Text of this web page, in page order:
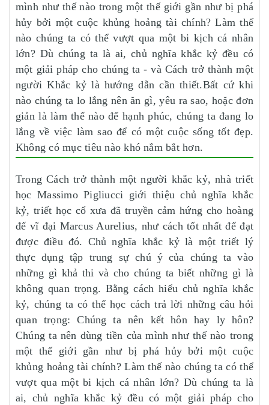
mình như thế nào trong một thế giới gần như bị phá
hủy bởi một cuộc khủng hoảng tài chính? Làm thế
nào chúng ta có thể vượt qua một bi kịch cá nhân
lớn? Dù chúng ta là ai, chủ nghĩa khắc kỷ đều có
một giải pháp cho chúng ta - và Cách trở thành một
người Khắc kỷ là hướng dẫn cần thiết.Bất cứ khi
nào chúng ta lo lắng nên ăn gì, yêu ra sao, hoặc đơn
giản là làm thế nào để hạnh phúc, chúng ta đang lo
lắng về việc làm sao để có một cuộc sống tốt đẹp.
Không có mục tiêu nào khó nắm bắt hơn.
Trong Cách trở thành một người khắc kỷ, nhà triết
học Massimo Pigliucci giới thiệu chủ nghĩa khắc
kỷ, triết học cổ xưa đã truyền cảm hứng cho hoàng
đế vĩ đại Marcus Aurelius, như cách tốt nhất để đạt
được điều đó. Chủ nghĩa khắc kỷ là một triết lý
thực dụng tập trung sự chú ý của chúng ta vào
những gì khả thi và cho chúng ta biết những gì là
không quan trọng. Bằng cách hiểu chủ nghĩa khắc
kỷ, chúng ta có thể học cách trả lời những câu hỏi
quan trọng: Chúng ta nên kết hôn hay ly hôn?
Chúng ta nên dùng tiền của mình như thế nào trong
một thế giới gần như bị phá hủy bởi một cuộc
khủng hoảng tài chính? Làm thế nào chúng ta có thể
vượt qua một bi kịch cá nhân lớn? Dù chúng ta là
ai, chủ nghĩa khắc kỷ đều có một giải pháp cho